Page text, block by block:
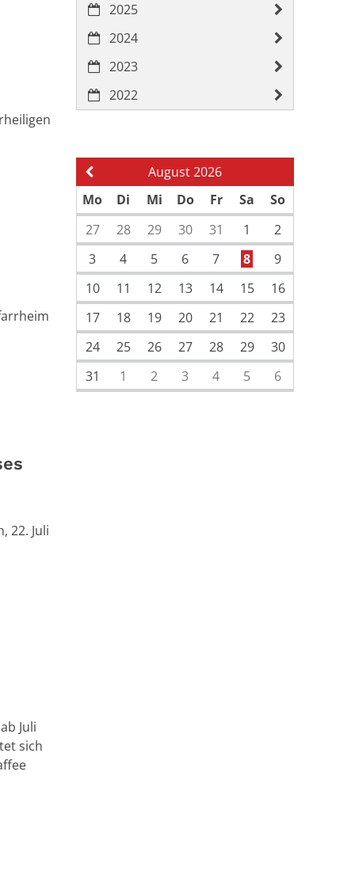
22. Juli
Juli
sich
2025
2024
2023
2022
Vorherige Seite
August 2026
Mo
Di Mi Do Fr Sa
So
27
28 29 30 31 1
2
3
4 5 6 7 8
9
10
11 12 13 14 15
16
17
18 19 20 21 22
23
24
25 26 27 28 29
30
31
1 2 3 4 5 6